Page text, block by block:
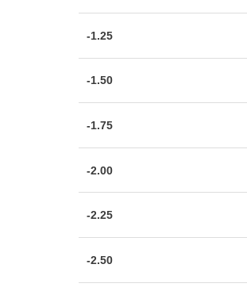
-1.25
-1.50
-1.75
-2.00
-2.25
-2.50